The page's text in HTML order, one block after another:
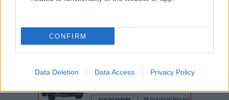
CONFIRM
Data Deletion Data Access Privacy Policy
Revolucija na vrtu: robotske kosilnice brez kabla in stroji, ki
delajo namesto vas